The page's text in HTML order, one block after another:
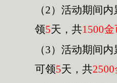
（2）活动期间
领5天，共1500金
（3）活动期间
可领5天，共2500